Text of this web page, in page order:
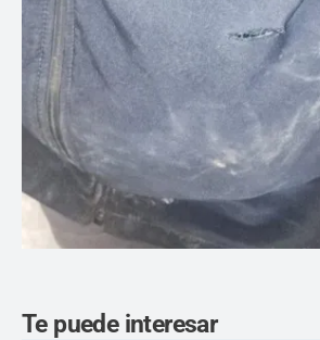
Te puede interesar